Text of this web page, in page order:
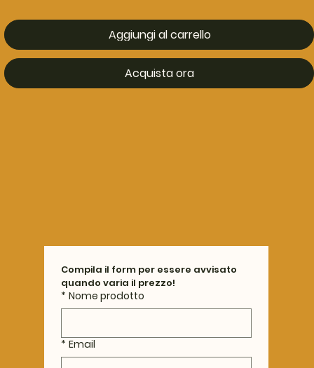
Aggiungi al carrello
Acquista ora
Compila il form per essere avvisato
quando varia il prezzo!
* Nome prodotto
* Email